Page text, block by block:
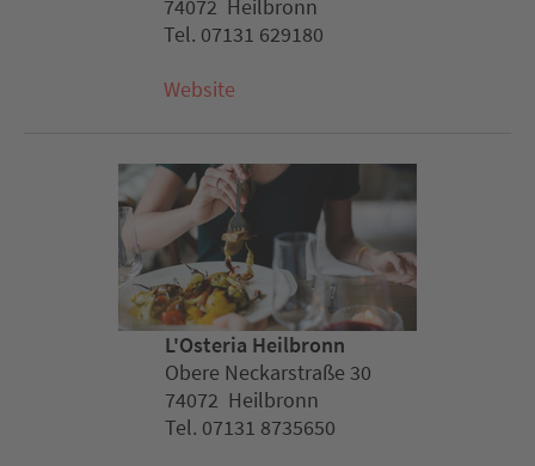
74072 Heilbronn
Tel. 07131 629180
Website
L'Osteria Heilbronn
Obere Neckarstraße 30
74072 Heilbronn
Tel. 07131 8735650